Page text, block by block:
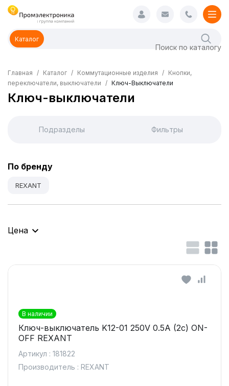
Каталог
Главная Каталог Коммутационные изделия
Кнопки,
переключатели, выключатели
Ключ-Выключатели
Ключ-выключатели
Подразделы Фильтры
По бренду
REXANT
Цена
В наличии
Ключ-выключатель K12-01 250V 0.5А (2с) ON-
OFF REXANT
Артикул : 181822
Производитель : REXANT